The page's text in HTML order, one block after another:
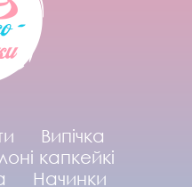
Випічка
капкейкі
Начинки